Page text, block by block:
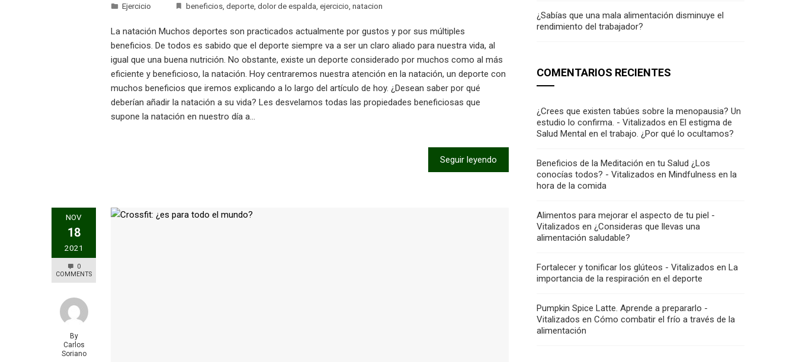
Ejercicio beneficios deporte dolor de espalda ejercicio natacion
La natación Muchos deportes son practicados actualmente por gustos y por sus múltiples
beneficios. De todos es sabido que el deporte siempre va a ser un claro aliado para nuestra vida, al
igual que una buena nutrición. No obstante, existe un deporte considerado por muchos como al más
eficiente y beneficioso, la natación. Hoy centraremos nuestra atención en la natación, un deporte con
muchos beneficios que iremos explicando a lo largo del artículo de hoy. ¿Desean saber por qué
deberían añadir la natación a su vida? Les desvelamos todas las propiedades beneficiosas que
supone la natación en nuestro día a…
Seguir leyendo
NOV
18
2021
0
COMMENTS
By
Carlos
Soriano
¿Sabías que una mala alimentación disminuye el
rendimiento del trabajador?
COMENTARIOS RECIENTES
¿Crees que existen tabúes sobre la menopausia? Un
estudio lo confirma. - Vitalizados en El estigma de
Salud Mental en el trabajo. ¿Por qué lo ocultamos?
Beneficios de la Meditación en tu Salud ¿Los
conocías todos? - Vitalizados en Mindfulness en la
hora de la comida
Alimentos para mejorar el aspecto de tu piel -
Vitalizados en ¿Consideras que llevas una
alimentación saludable?
Fortalecer y tonificar los glúteos - Vitalizados en La
importancia de la respiración en el deporte
Pumpkin Spice Latte. Aprende a prepararlo -
Vitalizados en Cómo combatir el frío a través de la
alimentación